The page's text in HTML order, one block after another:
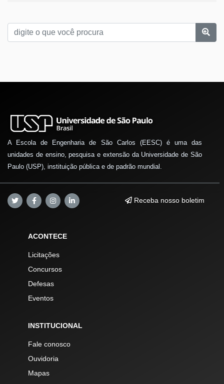
A Escola de Engenharia de São Carlos (EESC) é uma das
unidades de ensino, pesquisa e extensão da Universidade de São
Paulo (USP), instituição pública e de padrão mundial.
Receba nosso boletim
ACONTECE
Licitações
Concursos
Defesas
Eventos
INSTITUCIONAL
Fale conosco
Ouvidoria
Mapas